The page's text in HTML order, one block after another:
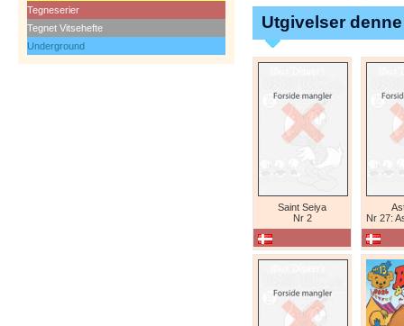
Tegneserier
Tegnet Vitsehefte
Underground
Utgivelser
Saint Seiya
Nr 2
Nr 27: